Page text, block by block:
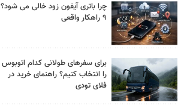
چرا باتری آیفون زود خالی می شود؟
۹ راهکار واقعی
برای سفرهای طولانی کدام اتوبوس
را انتخاب کنیم؟ راهنمای خرید در
فلای تودی